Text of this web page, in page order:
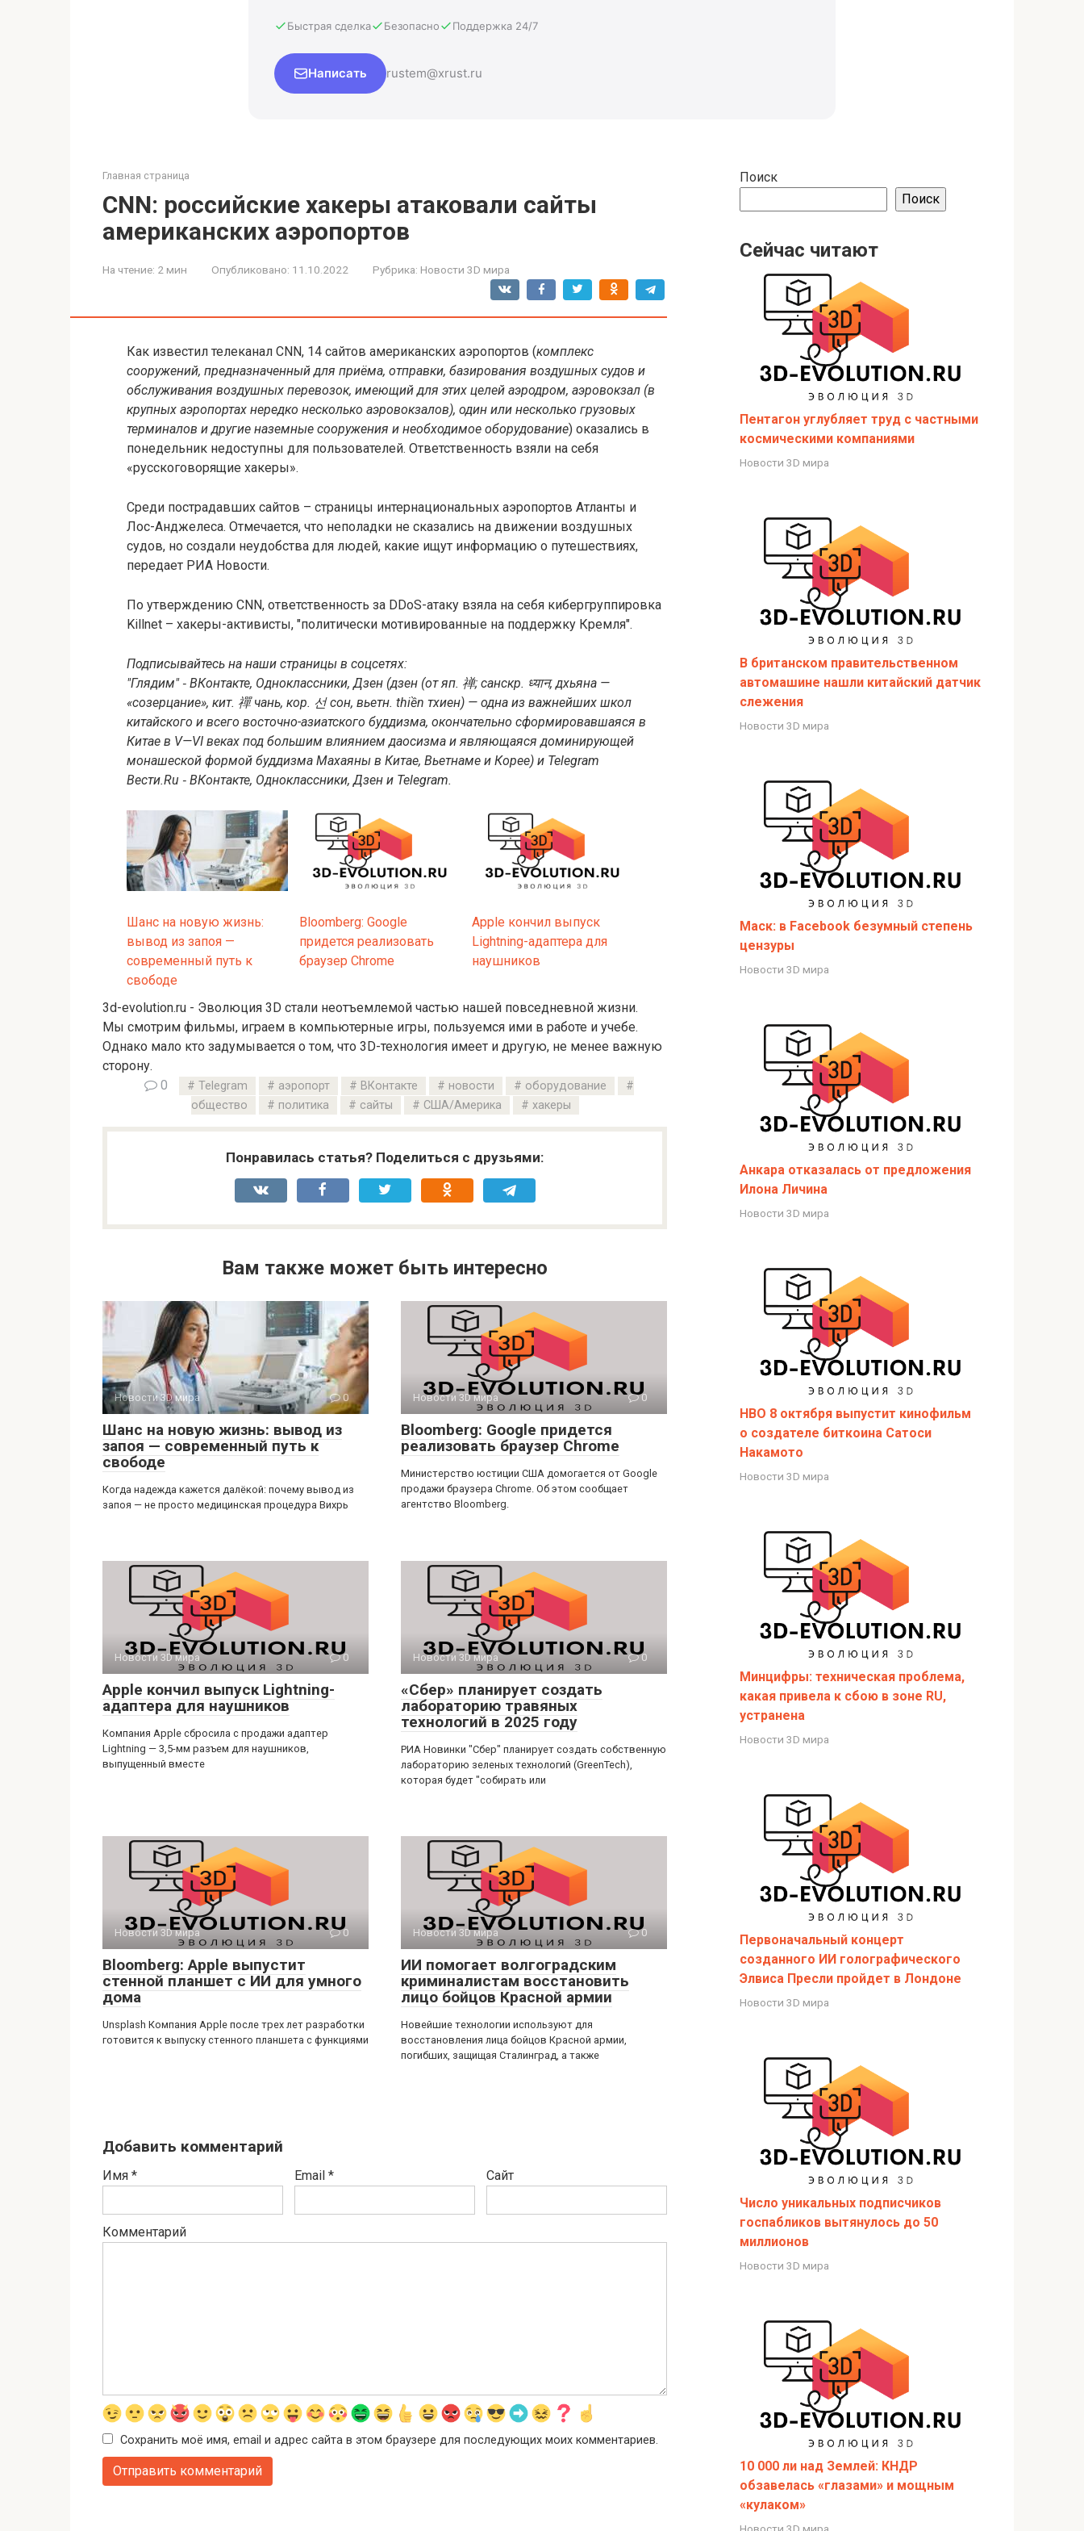
Быстрая сделка Безопасно Поддержка 24/7
Написать rustem@xrust.ru
Главная страница
CNN: российские хакеры атаковали сайты
американских аэропортов
На чтение: 2 мин Опубликовано: 11.10.2022 Рубрика: Новости 3D мира
Как известил телеканал CNN, 14 сайтов американских аэропортов (комплекс
сооружений, предназначенный для приёма, отправки, базирования воздушных судов и
обслуживания воздушных перевозок, имеющий для этих целей аэродром, аэровокзал (в
крупных аэропортах нередко несколько аэровокзалов), один или несколько грузовых
терминалов и другие наземные сооружения и необходимое оборудование) оказались в
понедельник недоступны для пользователей. Ответственность взяли на себя
«русскоговорящие хакеры».
Среди пострадавших сайтов – страницы интернациональных аэропортов Атланты и
Лос-Анджелеса. Отмечается, что неполадки не сказались на движении воздушных
судов, но создали неудобства для людей, какие ищут информацию о путешествиях,
передает РИА Новости.
По утверждению CNN, ответственность за DDoS-атаку взяла на себя кибергруппировка
Killnet – хакеры-активисты, "политически мотивированные на поддержку Кремля".
Подписывайтесь на наши страницы в соцсетях:
"Глядим" ‐ ВКонтакте, Одноклассники, Дзен (дзен (от яп. 禅; санскр. ध्यान, дхьяна —
«созерцание», кит. 禪 чань, кор. 선 сон, вьетн. thiền тхиен) — одна из важнейших школ
китайского и всего восточно-азиатского буддизма, окончательно сформировавшаяся в
Китае в V—VI веках под большим влиянием даосизма и являющаяся доминирующей
монашеской формой буддизма Махаяны в Китае, Вьетнаме и Корее) и Telegram
Вести.Ru ‐ ВКонтакте, Одноклассники, Дзен и Telegram.
Шанс на новую жизнь:
вывод из запоя —
современный путь к
свободе
Bloomberg: Google
придется реализовать
браузер Chrome
Apple кончил выпуск
Lightning-адаптера для
наушников
3d-evolution.ru - Эволюция 3D стали неотъемлемой частью нашей повседневной жизни.
Мы смотрим фильмы, играем в компьютерные игры, пользуемся ими в работе и учебе.
Однако мало кто задумывается о том, что 3D-технология имеет и другую, не менее важную
сторону.
0
Telegram аэропорт ВКонтакте новости
оборудование
общество
политика сайты США/Америка хакеры
Понравилась статья? Поделиться с друзьями:
Вам также может быть интересно
Новости 3D мира 0
Шанс на новую жизнь: вывод из
запоя — современный путь к
свободе
Когда надежда кажется далёкой: почему вывод из
запоя — не просто медицинская процедура Вихрь
Новости 3D мира 0
Bloomberg: Google придется
реализовать браузер Chrome
Министерство юстиции США домогается от Google
продажи браузера Chrome. Об этом сообщает
агентство Bloomberg.
Новости 3D мира 0
Apple кончил выпуск Lightning-
адаптера для наушников
Компания Apple сбросила с продажи адаптер
Lightning — 3,5-мм разъем для наушников,
выпущенный вместе
Новости 3D мира 0
«Сбер» планирует создать
лабораторию травяных
технологий в 2025 году
РИА Новинки "Сбер" планирует создать собственную
лабораторию зеленых технологий (GreenTech),
которая будет "собирать или
Новости 3D мира 0
Bloomberg: Apple выпустит
стенной планшет с ИИ для умного
дома
Unsplash Компания Apple после трех лет разработки
готовится к выпуску стенного планшета с функциями
Новости 3D мира 0
ИИ помогает волгоградским
криминалистам восстановить
лицо бойцов Красной армии
Новейшие технологии используют для
восстановления лица бойцов Красной армии,
погибших, защищая Сталинград, а также
Добавить комментарий
Имя * Email * Сайт
Комментарий
Сохранить моё имя, email и адрес сайта в этом браузере для последующих моих комментариев.
Поиск
Поиск
Сейчас читают
Пентагон углубляет труд с частными
космическими компаниями
Новости 3D мира
В британском правительственном
автомашине нашли китайский датчик
слежения
Новости 3D мира
Маск: в Facebook безумный степень
цензуры
Новости 3D мира
Анкара отказалась от предложения
Илона Личина
Новости 3D мира
HBO 8 октября выпустит кинофильм
о создателе биткоина Сатоси
Накамото
Новости 3D мира
Минцифры: техническая проблема,
какая привела к сбою в зоне RU,
устранена
Новости 3D мира
Первоначальный концерт
созданного ИИ голографического
Элвиса Пресли пройдет в Лондоне
Новости 3D мира
Число уникальных подписчиков
госпабликов вытянулось до 50
миллионов
Новости 3D мира
10 000 ли над Землей: КНДР
обзавелась «глазами» и мощным
«кулаком»